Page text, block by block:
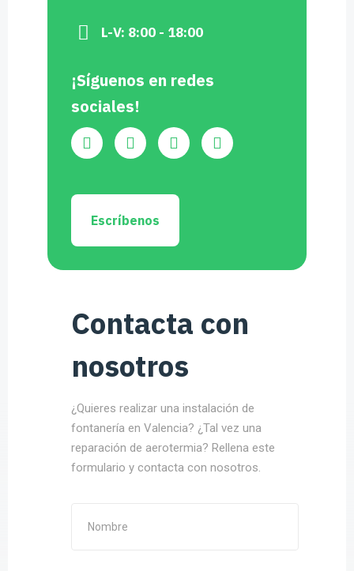
L-V: 8:00 - 18:00
¡Síguenos en redes
sociales!
Escríbenos
Contacta con
nosotros
¿Quieres realizar una instalación de
fontanería en Valencia? ¿Tal vez una
reparación de aerotermia? Rellena este
formulario y contacta con nosotros.